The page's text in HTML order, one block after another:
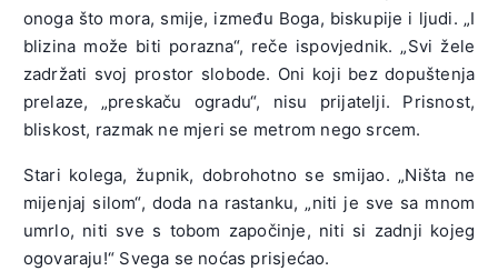
onoga što mora, smije, između Boga, biskupije i ljudi. „I
blizina može biti porazna“, reče ispovjednik. „Svi žele
zadržati svoj prostor slobode. Oni koji bez dopuštenja
prelaze, „preskaču ogradu“, nisu prijatelji. Prisnost,
bliskost, razmak ne mjeri se metrom nego srcem.
Stari kolega, župnik, dobrohotno se smijao. „Ništa ne
mijenjaj silom“, doda na rastanku, „niti je sve sa mnom
umrlo, niti sve s tobom započinje, niti si zadnji kojeg
ogovaraju!“ Svega se noćas prisjećao.